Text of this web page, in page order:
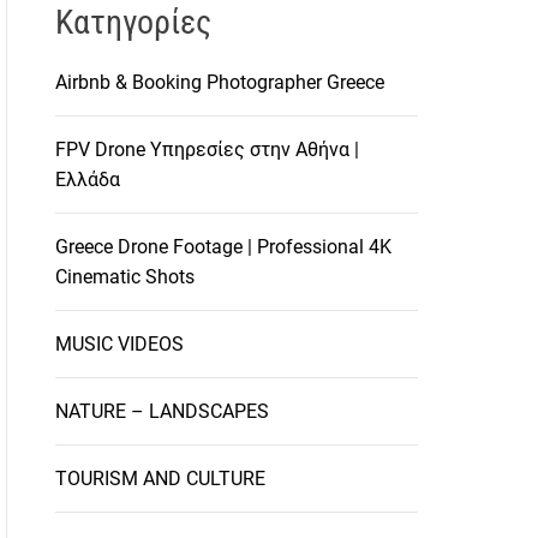
Kατηγορίες
Airbnb & Booking Photographer Greece
FPV Drone Υπηρεσίες στην Αθήνα |
Ελλάδα
Greece Drone Footage | Professional 4K
Cinematic Shots
MUSIC VIDEOS
NATURE – LANDSCAPES
TOURISM AND CULTURE